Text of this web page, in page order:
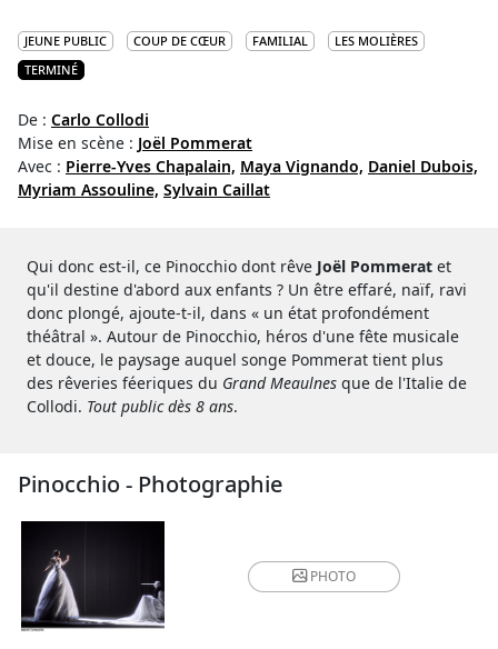
JEUNE PUBLIC COUP DE CŒUR FAMILIAL
LES MOLIÈRES
TERMINÉ
De : Carlo Collodi
Mise en scène : Joël Pommerat
Avec : Pierre-Yves Chapalain, Maya Vignando, Daniel Dubois,
Myriam Assouline, Sylvain Caillat
Qui donc est-il, ce Pinocchio dont rêve Joël Pommerat et
qu'il destine d'abord aux enfants ? Un être effaré, naïf, ravi
donc plongé, ajoute-t-il, dans « un état profondément
théâtral ». Autour de Pinocchio, héros d'une fête musicale
et douce, le paysage auquel songe Pommerat tient plus
des rêveries féeriques du Grand Meaulnes que de l'Italie de
Collodi. Tout public dès 8 ans.
Pinocchio - Photographie
PHOTO